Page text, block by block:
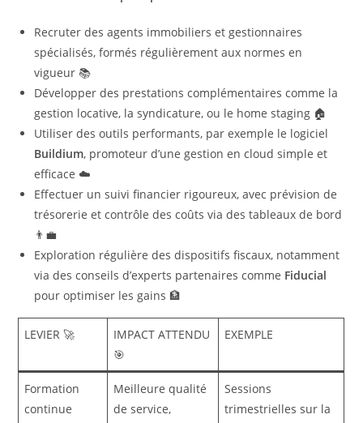
Recruter des agents immobiliers et gestionnaires
spécialisés, formés régulièrement aux normes en
vigueur 📚
Développer des prestations complémentaires comme la
gestion locative, la syndicature, ou le home staging 🏠
Utiliser des outils performants, par exemple le logiciel
Buildium, promoteur d’une gestion en cloud simple et
efficace ☁️
Effectuer un suivi financier rigoureux, avec prévision de
trésorerie et contrôle des coûts via des tableaux de bord
👨‍💼
Exploration régulière des dispositifs fiscaux, notamment
via des conseils d’experts partenaires comme Fiducial
pour optimiser les gains 🏦
LEVIER 🚀
IMPACT ATTENDU
🎯
EXEMPLE
Formation
continue
Meilleure qualité
de service,
Sessions
trimestrielles sur la